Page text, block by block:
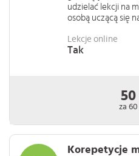
udzielać lekcji na
osobą uczącą się
Lekcje online
Tak
50
za
Korepetycje